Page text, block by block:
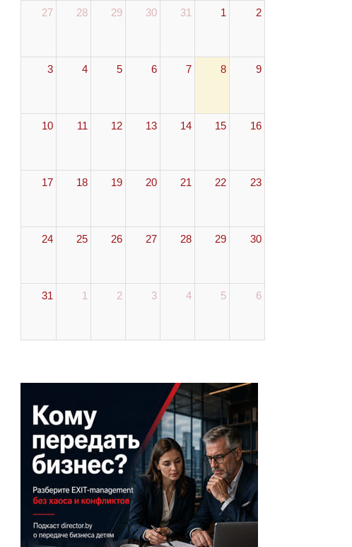
27
28 29 30 31 1 2
3 4 5 6 7 8 9
10 11 12 13 14 15 16
17 18 19 20 21 22 23
24 25 26 27 28 29 30
31 1 2 3 4 5 6